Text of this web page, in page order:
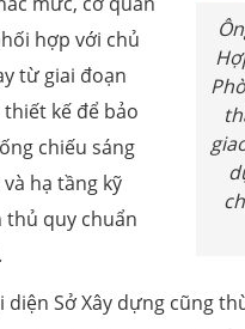
hợp với chủ
từ giai đoạn
kế để bảo
chiếu sáng
hạ tầng kỹ
quy chuẩn
diện Sở Xây dựng cũng